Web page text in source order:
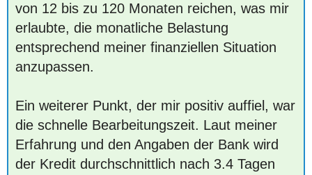
von 12 bis zu 120 Monaten reichen, was mir
erlaubte, die monatliche Belastung
entsprechend meiner finanziellen Situation
anzupassen.
Ein weiterer Punkt, der mir positiv auffiel, war
die schnelle Bearbeitungszeit. Laut meiner
Erfahrung und den Angaben der Bank wird
der Kredit durchschnittlich nach 3.4 Tagen